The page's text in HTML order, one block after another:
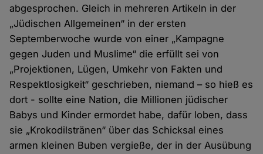
abgesprochen. Gleich in mehreren Artikeln in der
„Jüdischen Allgemeinen“ in der ersten
Septemberwoche wurde von einer „Kampagne
gegen Juden und Muslime“ die erfüllt sei von
„Projektionen, Lügen, Umkehr von Fakten und
Respektlosigkeit“ geschrieben, niemand – so hieß es
dort - sollte eine Nation, die Millionen jüdischer
Babys und Kinder ermordet habe, dafür loben, dass
sie „Krokodilstränen“ über das Schicksal eines
armen kleinen Buben vergieße, der in der Ausübung